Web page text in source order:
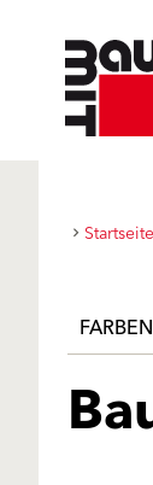
Startseite